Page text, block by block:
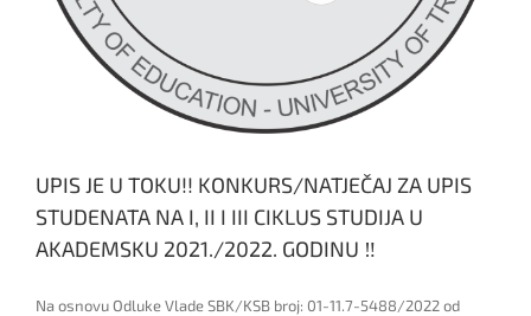
UPIS JE U TOKU!! KONKURS/NATJEČAJ ZA UPIS
STUDENATA NA I, II I III CIKLUS STUDIJA U
AKADEMSKU 2021./2022. GODINU ‼️
Na osnovu Odluke Vlade SBK/KSB broj: 01-11.7-5488/2022 od